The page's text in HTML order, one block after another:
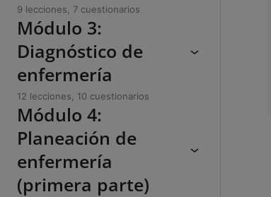
9 lecciones, 7 cuestionarios
Módulo 3:
Diagnóstico de
enfermería
12 lecciones, 10 cuestionarios
Módulo 4:
Planeación de
enfermería
(primera parte)